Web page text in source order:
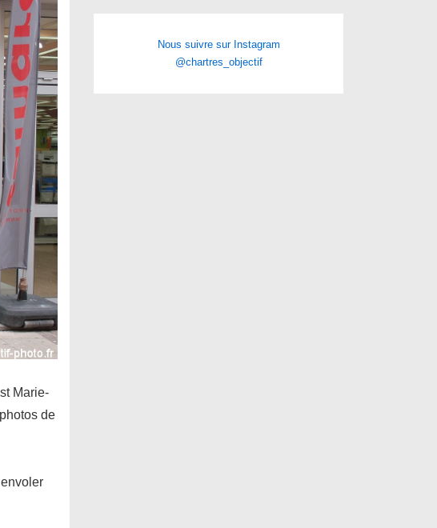
Marie-
de
Nous suivre sur Instagram
@chartres_objectif